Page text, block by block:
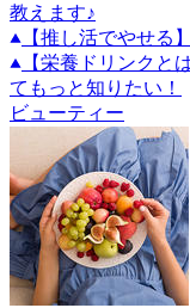
教えます♪
【推し活でやせる
【栄養ドリンクと
てもっと知りたい！
ビューティー